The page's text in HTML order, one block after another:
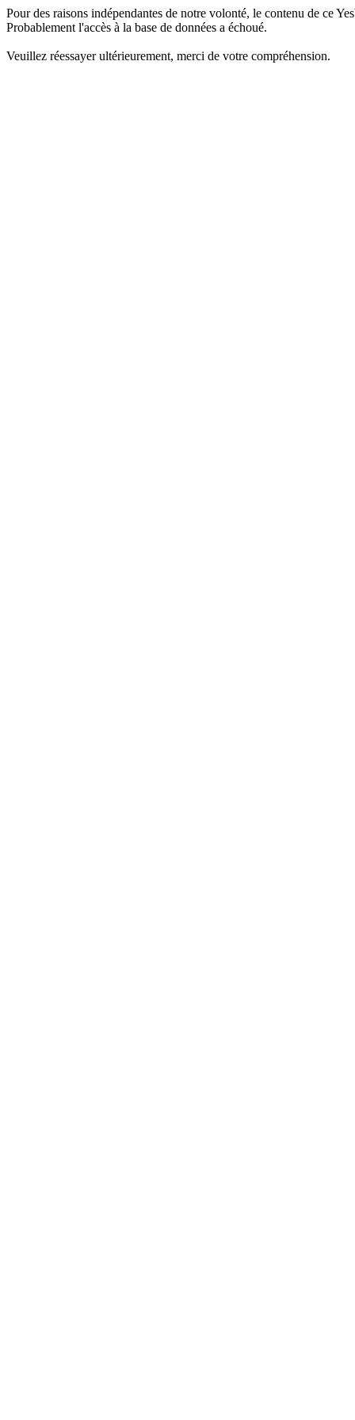
Pour des raisons indépendantes de notre volonté, le contenu de ce
Probablement l'accès à la base de données a échoué.
Veuillez réessayer ultérieurement, merci de votre compréhension.